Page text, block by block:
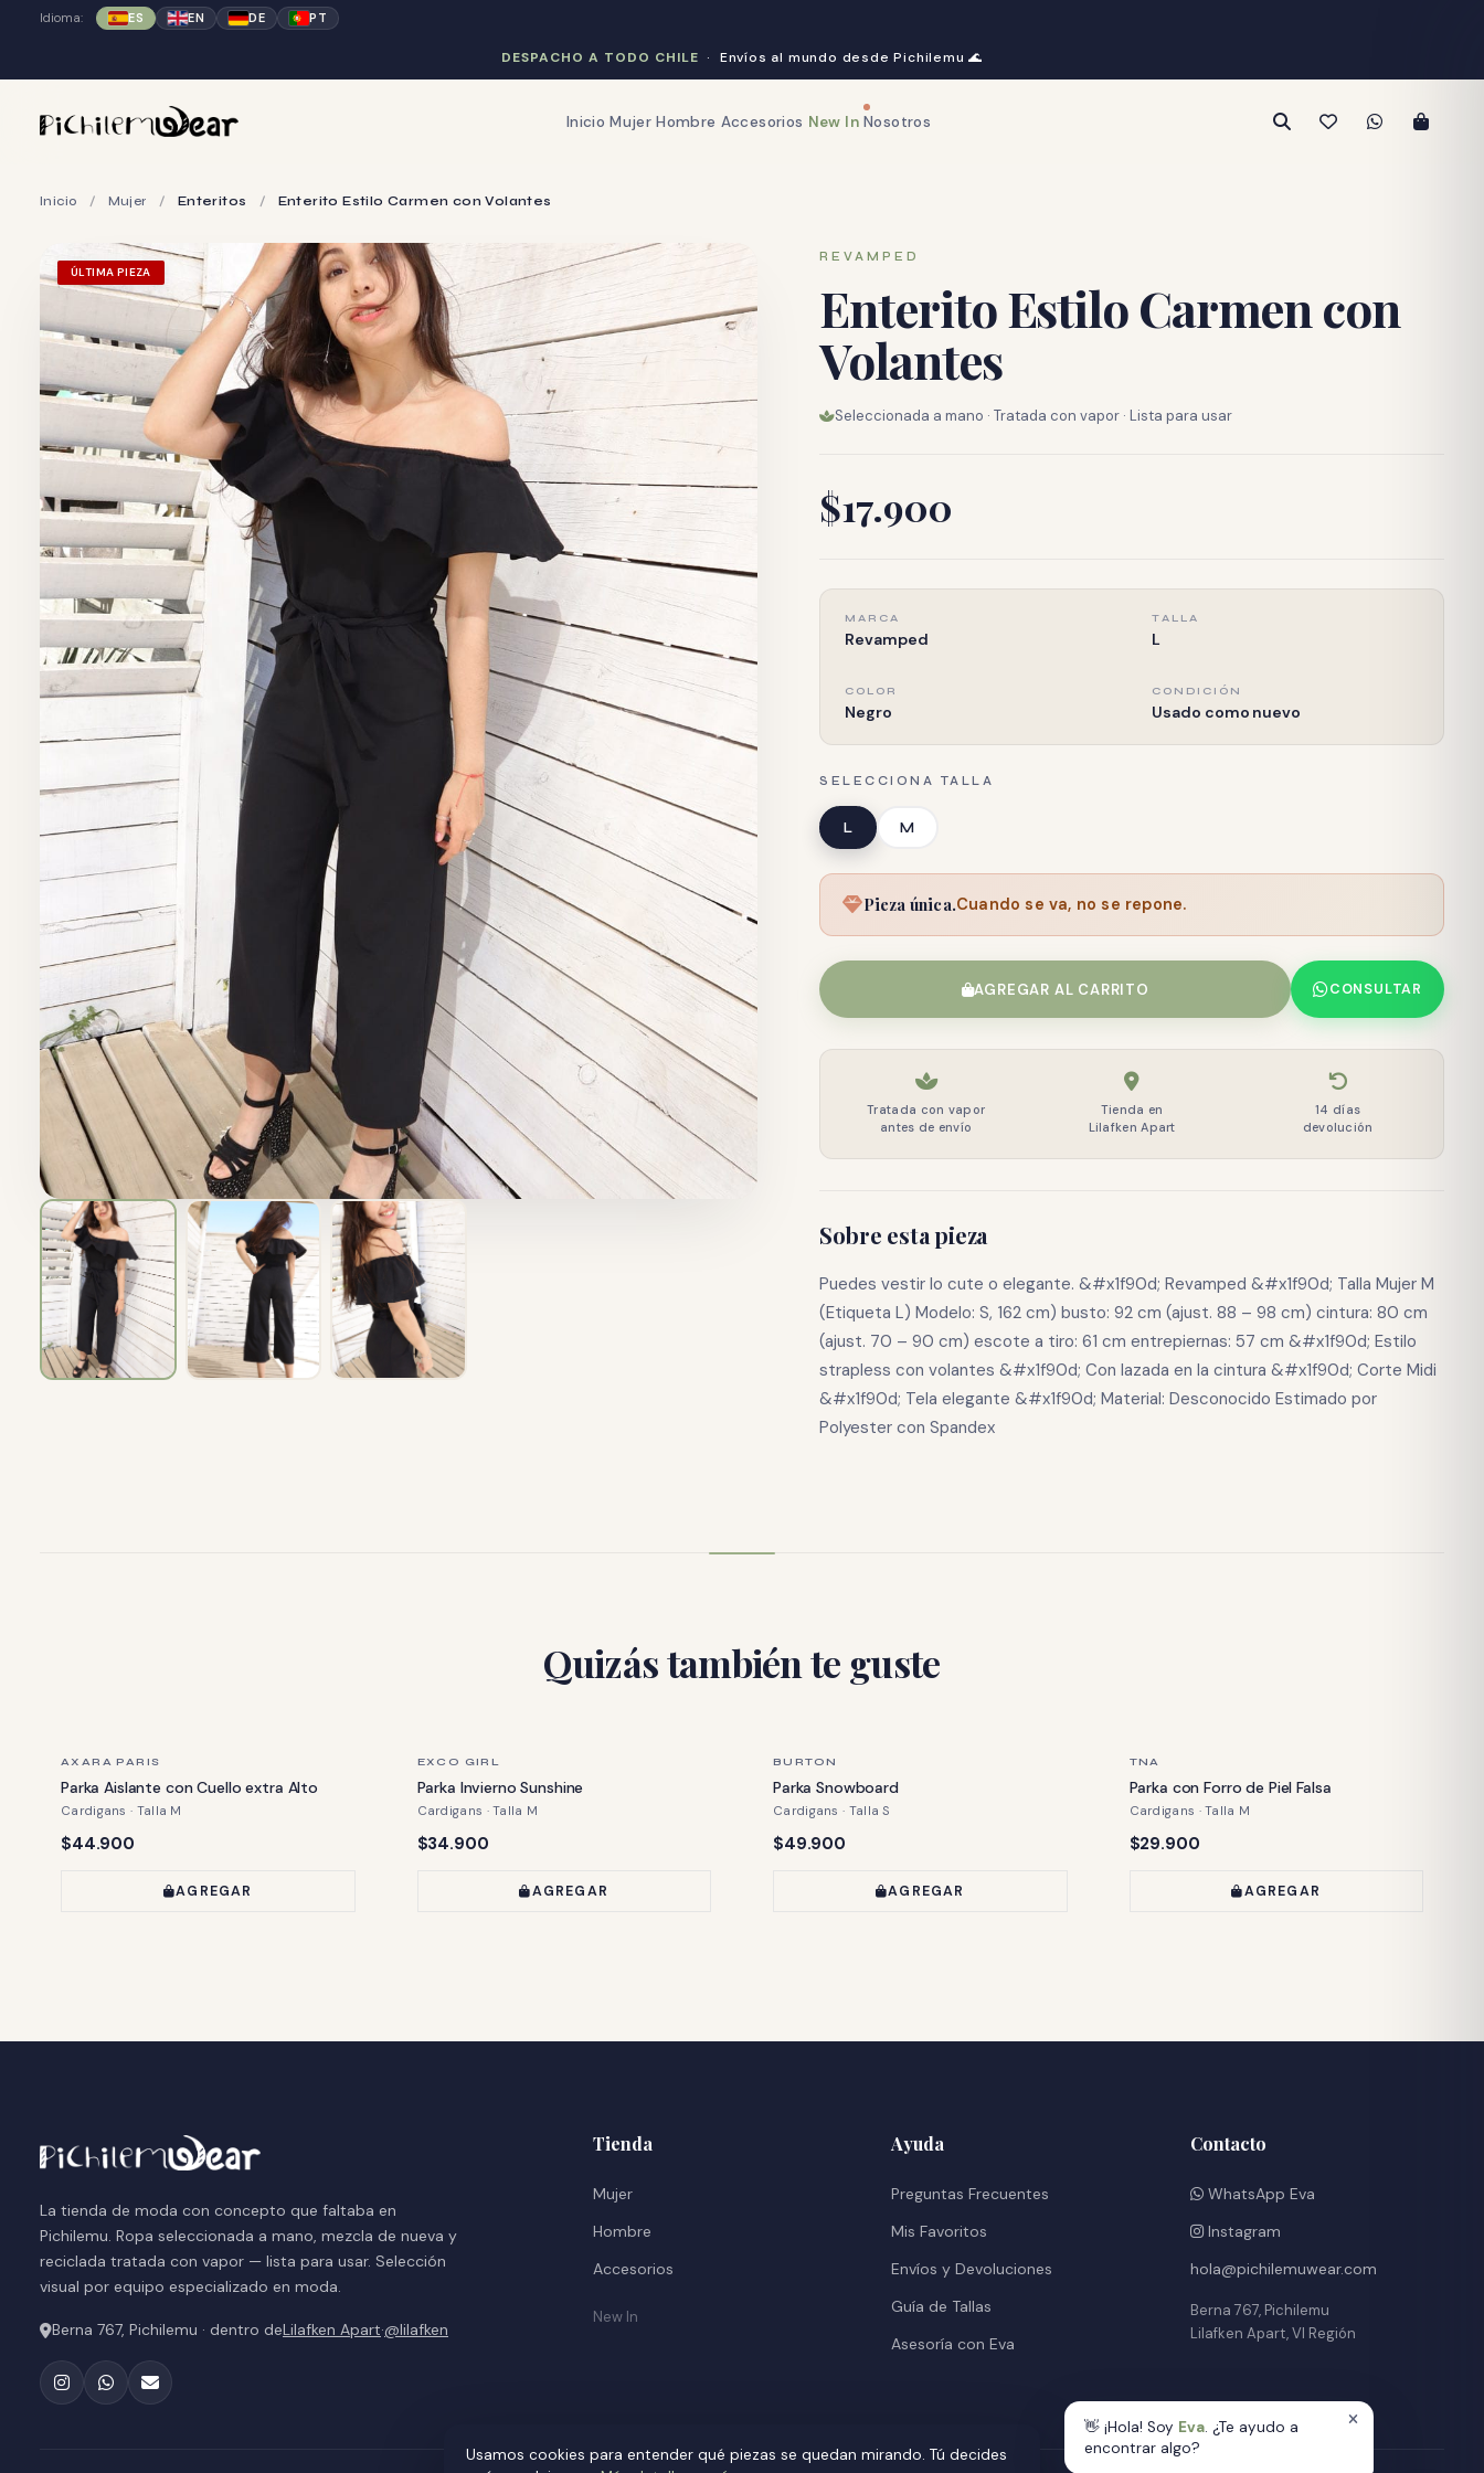
Idioma: ES EN DE PT
DESPACHO A TODO CHILE · Envíos al mundo desde Pichilemu🌊
Inicio Mujer Hombre Accesorios New In Nosotros
Inicio / Mujer / Enteritos / Enterito Estilo Carmen con Volantes
ÚLTIMA PIEZA
REVAMPED
Enterito Estilo Carmen con
Volantes
Seleccionada a mano · Tratada con vapor · Lista para usar
$17.900
MARCA
Revamped
TALLA
L
COLOR
Negro
CONDICIÓN
Usado como nuevo
SELECCIONA TALLA
L M
Pieza única.Cuando se va, no se repone.
AGREGAR AL CARRITO CONSULTAR
Tratada con vapor
antes de envío
Tienda en
Lilafken Apart
14 días
devolución
Sobre esta pieza
Puedes vestir lo cute o elegante. &#x1f90d; Revamped &#x1f90d; Talla Mujer M
(Etiqueta L) Modelo: S, 162 cm) busto: 92 cm (ajust. 88 – 98 cm) cintura: 80 cm
(ajust. 70 – 90 cm) escote a tiro: 61 cm entrepiernas: 57 cm &#x1f90d; Estilo
strapless con volantes &#x1f90d; Con lazada en la cintura &#x1f90d; Corte Midi
&#x1f90d; Tela elegante &#x1f90d; Material: Desconocido Estimado por
Polyester con Spandex
Quizás también te guste
ÚLTIMA PIEZA
AXARA PARIS
Parka Aislante con Cuello extra Alto
Cardigans · Talla M
Precio:
$44.900
AGREGAR
ÚLTIMA PIEZA
EXCO GIRL
Parka Invierno Sunshine
Cardigans · Talla M
Precio:
$34.900
AGREGAR
ÚLTIMA PIEZA
BURTON
Parka Snowboard
Cardigans · Talla S
Precio:
$49.900
AGREGAR
ÚLTIMA PIEZA
TNA
Parka con Forro de Piel Falsa
Cardigans · Talla M
Precio:
$29.900
AGREGAR
La tienda de moda con concepto que faltaba en
Pichilemu. Ropa seleccionada a mano, mezcla de nueva y
reciclada tratada con vapor — lista para usar. Selección
visual por equipo especializado en moda.
Berna 767, Pichilemu · dentro deLilafken Apart·@lilafken
Tienda
Mujer
Hombre
Accesorios
New In
Ayuda
Preguntas Frecuentes
Mis Favoritos
Envíos y Devoluciones
Guía de Tallas
Asesoría con Eva
Contacto
WhatsApp Eva
Instagram
hola@pichilemuwear.com
Berna 767, Pichilemu
Lilafken Apart, VI Región
Usamos cookies para entender qué piezas se quedan mirando. Tú decides
👋 ¡Hola! Soy Eva. ¿Te ayudo a
encontrar algo?